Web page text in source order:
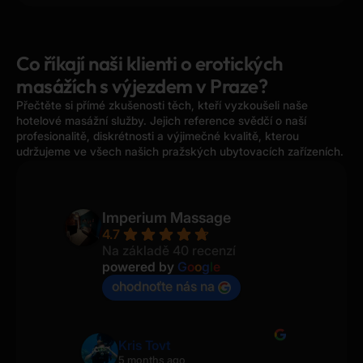
Co říkají naši klienti o erotických
masážích s výjezdem v Praze?
Přečtěte si přímé zkušenosti těch, kteří vyzkoušeli naše
hotelové masážní služby. Jejich reference svědčí o naší
profesionalitě, diskrétnosti a výjimečné kvalitě, kterou
udržujeme ve všech našich pražských ubytovacích zařízeních.
Imperium Massage
4.7
Na základě 40 recenzí
powered by Goog e
ohodnoťte nás na
Silveira World Traveler
7 months ago